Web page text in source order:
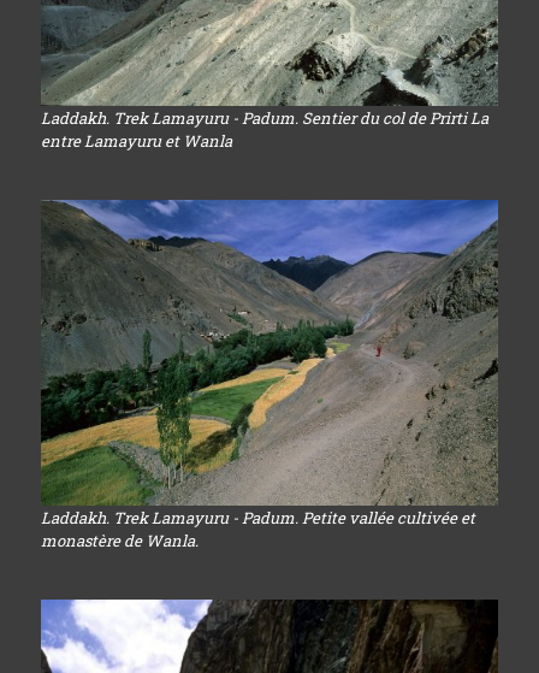
Laddakh. Trek Lamayuru - Padum. Sentier du col de Prirti La
entre Lamayuru et Wanla
Laddakh. Trek Lamayuru - Padum. Petite vallée cultivée et
monastère de Wanla.